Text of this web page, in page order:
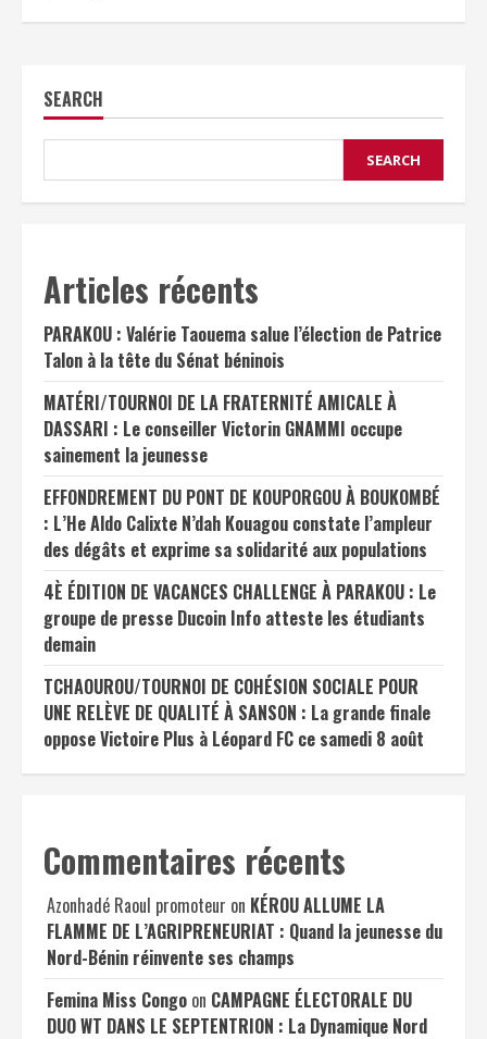
SEARCH
SEARCH
Articles récents
PARAKOU : Valérie Taouema salue l’élection de Patrice
Talon à la tête du Sénat béninois
MATÉRI/TOURNOI DE LA FRATERNITÉ AMICALE À
DASSARI : Le conseiller Victorin GNAMMI occupe
sainement la jeunesse
EFFONDREMENT DU PONT DE KOUPORGOU À BOUKOMBÉ
: L’He Aldo Calixte N’dah Kouagou constate l’ampleur
des dégâts et exprime sa solidarité aux populations
4È ÉDITION DE VACANCES CHALLENGE À PARAKOU : Le
groupe de presse Ducoin Info atteste les étudiants
demain
TCHAOUROU/TOURNOI DE COHÉSION SOCIALE POUR
UNE RELÈVE DE QUALITÉ À SANSON : La grande finale
oppose Victoire Plus à Léopard FC ce samedi 8 août
Commentaires récents
Azonhadé Raoul promoteur on KÉROU ALLUME LA
FLAMME DE L’AGRIPRENEURIAT : Quand la jeunesse du
Nord-Bénin réinvente ses champs
Femina Miss Congo on CAMPAGNE ÉLECTORALE DU
DUO WT DANS LE SEPTENTRION : La Dynamique Nord